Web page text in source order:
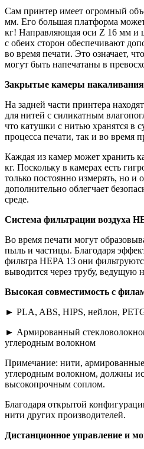
Сам принтер имеет огромный
мм. Его большая платформа
кг! Направляющая оси Z 16 мм
с обеих сторон обеспечивают
во время печати. Это означает,
могут быть напечатаны в
Закрытые камеры
На задней части принтера
для нитей с силикатным
что катушки с нитью хранятся в
процесса печати, так и во время
Каждая из камер может хранить
кг. Поскольку в камерах есть
только постоянно измерять, но и
дополнительно облегчает
среде.
Система фильтрации воздуха
Во время печати могут
пыль и частицы. Благодаря
фильтра HEPA 13 они
выводится через трубу, ведущую
Высокая совместимость с
► PLA, ABS, HIPS, нейлон,
► Армированный
углеродным волокном
Примечание: нити,
углеродным волокном, должны
высокопрочным соплом.
Благодаря открытой
нити других производителей.
Дистанционное управление и